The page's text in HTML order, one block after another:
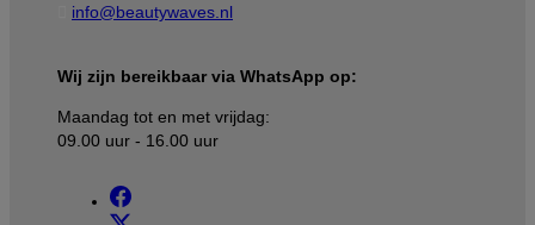
info@beautywaves.nl
Wij zijn bereikbaar via WhatsApp op:
Maandag tot en met vrijdag:
09.00 uur - 16.00 uur